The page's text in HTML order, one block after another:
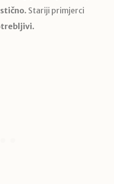
. Stariji primjerci
.